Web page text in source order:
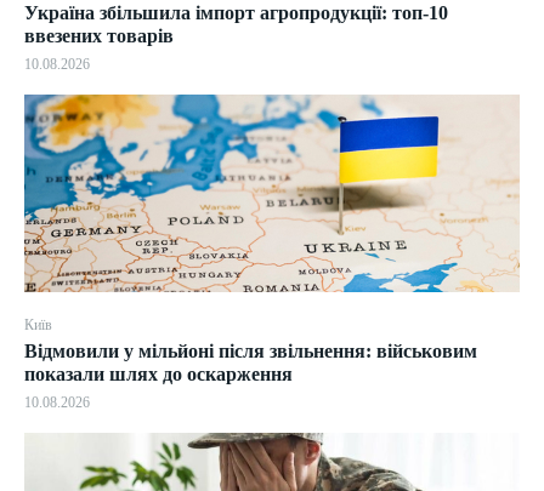
Україна збільшила імпорт агропродукції: топ-10
ввезених товарів
10.08.2026
Київ
Відмовили у мільйоні після звільнення: військовим
показали шлях до оскарження
10.08.2026